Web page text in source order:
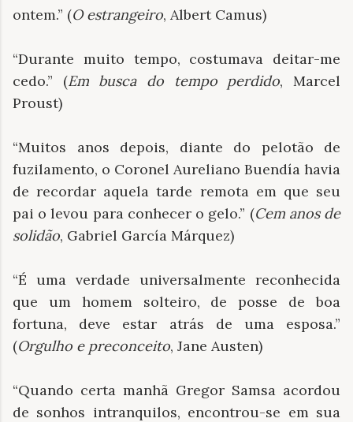
ontem.” (O estrangeiro, Albert Camus)
“Durante muito tempo, costumava deitar-me
cedo.” (Em busca do tempo perdido, Marcel
Proust)
“Muitos anos depois, diante do pelotão de
fuzilamento, o Coronel Aureliano Buendía havia
de recordar aquela tarde remota em que seu
pai o levou para conhecer o gelo.” (Cem anos de
solidão, Gabriel García Márquez)
“É uma verdade universalmente reconhecida
que um homem solteiro, de posse de boa
fortuna, deve estar atrás de uma esposa.”
(Orgulho e preconceito, Jane Austen)
“Quando certa manhã Gregor Samsa acordou
de sonhos intranquilos, encontrou-se em sua